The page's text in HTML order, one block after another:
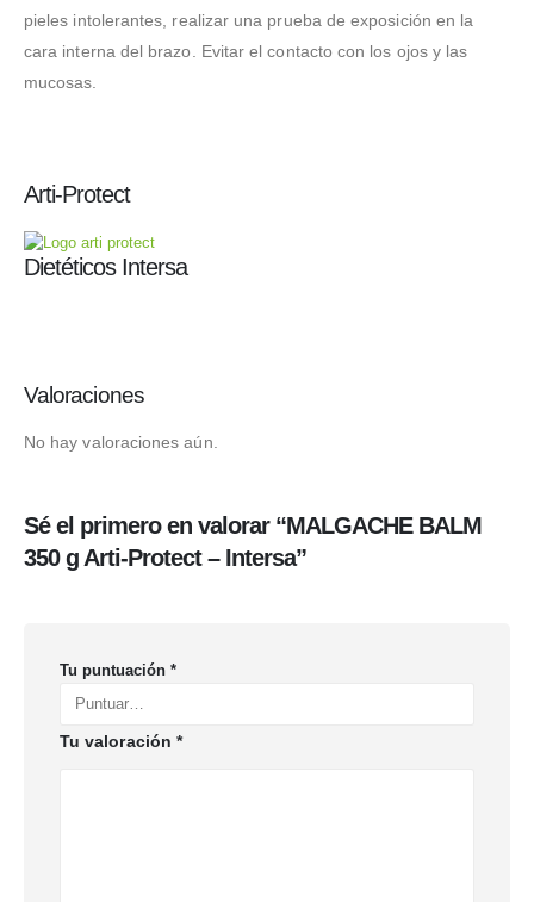
pieles intolerantes, realizar una prueba de exposición en la
cara interna del brazo. Evitar el contacto con los ojos y las
mucosas.
Arti-Protect
Dietéticos Intersa
Valoraciones
No hay valoraciones aún.
Sé el primero en valorar “MALGACHE BALM
350 g Arti-Protect – Intersa”
Tu puntuación *
Tu valoración *